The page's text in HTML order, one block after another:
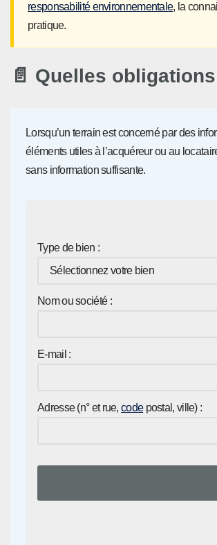
responsabilité environnementale, la
pratique.
📄 Quelles
Lorsqu’un terrain est concerné par des
éléments utiles à l’acquéreur ou au
sans information suffisante.
Type de bien :
Nom ou société :
E-mail :
Adresse (n° et rue,codepostal, ville) :